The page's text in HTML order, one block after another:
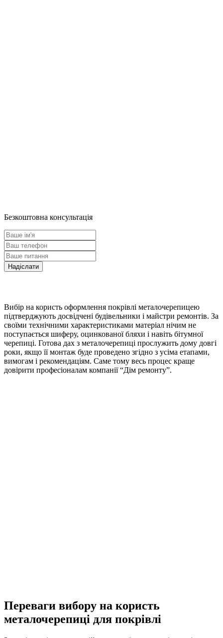
Безкоштовна консультація
Вибір на користь оформлення покрівлі металочерепицею
підтверджують досвідчені будівельники і майстри ремонтів. За
своїми технічними характеристиками матеріал нічим не
поступається шиферу, оцинкованої бляхи і навіть бітумної
черепиці. Готова дах з металочерепиці прослужить дому довгі
роки, якщо її монтаж буде проведено згідно з усіма етапами,
вимогам і рекомендаціям. Саме тому весь процес краще
довірити професіоналам компанії “Дім ремонту”.
Переваги вибору на користь
металочерепиці для покрівлі